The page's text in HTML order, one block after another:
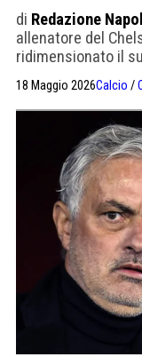
di Redazione
allenatore del
ridimensionato il
impossibile con
18 Maggio 2026Calcio /